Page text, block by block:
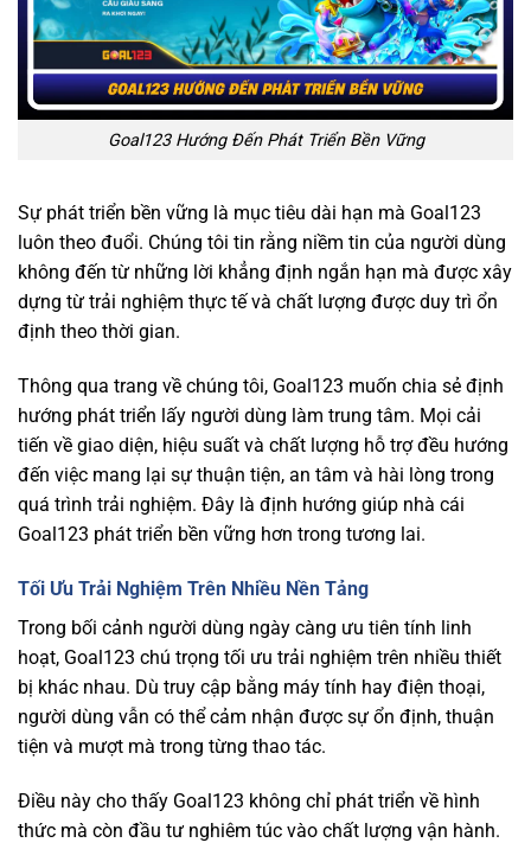
Goal123 Hướng Đến Phát Triển Bền Vững
Sự phát triển bền vững là mục tiêu dài hạn mà Goal123
luôn theo đuổi. Chúng tôi tin rằng niềm tin của người dùng
không đến từ những lời khẳng định ngắn hạn mà được xây
dựng từ trải nghiệm thực tế và chất lượng được duy trì ổn
định theo thời gian.
Thông qua trang về chúng tôi, Goal123 muốn chia sẻ định
hướng phát triển lấy người dùng làm trung tâm. Mọi cải
tiến về giao diện, hiệu suất và chất lượng hỗ trợ đều hướng
đến việc mang lại sự thuận tiện, an tâm và hài lòng trong
quá trình trải nghiệm. Đây là định hướng giúp nhà cái
Goal123 phát triển bền vững hơn trong tương lai.
Tối Ưu Trải Nghiệm Trên Nhiều Nền Tảng
Trong bối cảnh người dùng ngày càng ưu tiên tính linh
hoạt, Goal123 chú trọng tối ưu trải nghiệm trên nhiều thiết
bị khác nhau. Dù truy cập bằng máy tính hay điện thoại,
người dùng vẫn có thể cảm nhận được sự ổn định, thuận
tiện và mượt mà trong từng thao tác.
Điều này cho thấy Goal123 không chỉ phát triển về hình
thức mà còn đầu tư nghiêm túc vào chất lượng vận hành.